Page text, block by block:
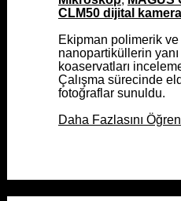
CLM50 dijital
Ekipman polimerik
nanopartiküllerin yanı
koaservatları
Çalışma sürecinde
fotoğraflar sunuldu.
Daha Fazlasını Öğren
CLM50 dijital
Ekipman polimerik
nanopartiküllerin yanı
koaservatları
Çalışma sürecinde
fotoğraflar sunuldu.
Daha Fazlasını Öğren